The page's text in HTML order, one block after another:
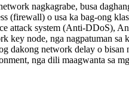
nagkagrabe, busa
o usa ka bag-ong
attack system (Anti-DDoS),
key node, nga nagpatuman
dakong network delay o
nga dili maagwanta sa